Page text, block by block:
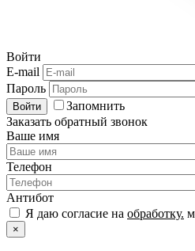
Войти
E-mail
Пароль
Войти
Запомнить
Заказать обратный звонок
Ваше имя
Телефон
Антибот
Я даю согласие на обработку.
×